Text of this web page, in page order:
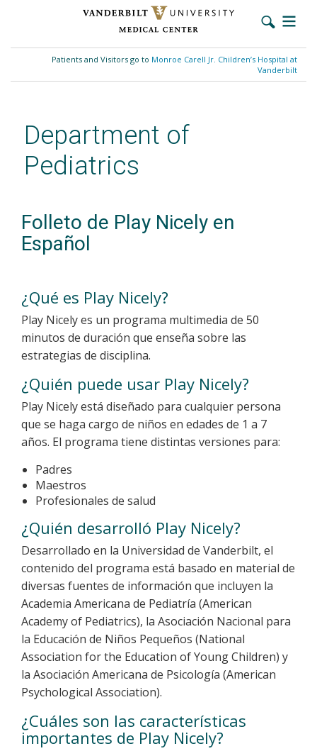
content
Patients and Visitors go to Monroe Carell Jr. Children’s Hospital at
Vanderbilt
Department of
Pediatrics
Folleto de Play Nicely en
Español
¿Qué es Play Nicely?
Play Nicely es un programa multimedia de 50
minutos de duración que enseña sobre las
estrategias de disciplina.
¿Quién puede usar Play Nicely?
Play Nicely está diseñado para cualquier persona
que se haga cargo de niños en edades de 1 a 7
años. El programa tiene distintas versiones para:
Padres
Maestros
Profesionales de salud
¿Quién desarrolló Play Nicely?
Desarrollado en la Universidad de Vanderbilt, el
contenido del programa está basado en material de
diversas fuentes de información que incluyen la
Academia Americana de Pediatría (American
Academy of Pediatrics), la Asociación Nacional para
la Educación de Niños Pequeños (National
Association for the Education of Young Children) y
la Asociación Americana de Psicología (American
Psychological Association).
¿Cuáles son las características
importantes de Play Nicely?